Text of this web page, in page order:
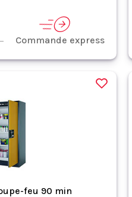
Commande express
feu 90 min